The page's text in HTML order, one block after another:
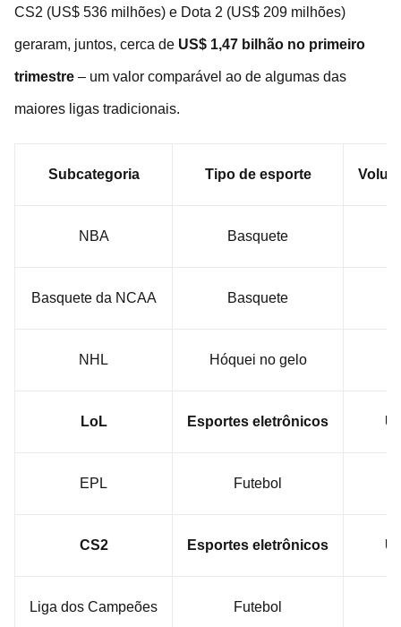
CS2 (US$ 536 milhões) e Dota 2 (US$ 209 milhões)
geraram, juntos, cerca de US$ 1,47 bilhão no primeiro
trimestre – um valor comparável ao de algumas das
maiores ligas tradicionais.
Subcategoria Tipo de esporte
NBA Basquete
Basquete da NCAA Basquete
NHL Hóquei no gelo
LoL Esportes eletrônicos
EPL Futebol
CS2 Esportes eletrônicos
Liga dos Campeões Futebol